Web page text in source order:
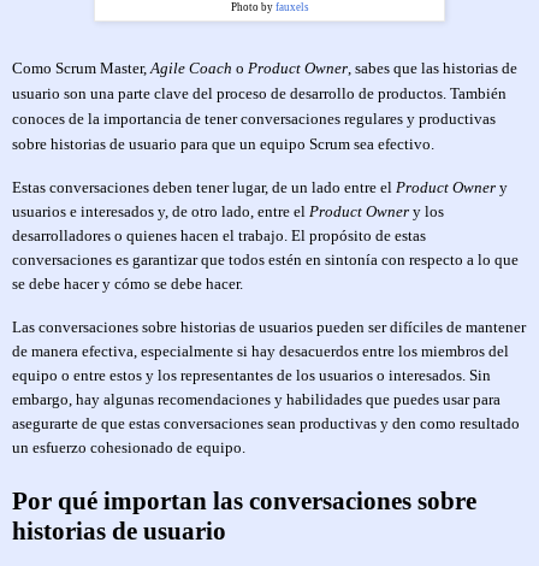
Photo by fauxels
Como Scrum Master, Agile Coach o Product Owner , sabes que las historias de
usuario son una parte clave del proceso de desarrollo de productos. También
conoces de la importancia de tener conversaciones regulares y productivas
sobre historias de usuario para que un equipo Scrum sea efectivo.
Estas conversaciones deben tener lugar, de un lado entre el Product Owner y
usuarios e interesados y, de otro lado, entre el Product Owner y los
desarrolladores o quienes hacen el trabajo. El propósito de estas
conversaciones es garantizar que todos estén en sintonía con respecto a lo que
se debe hacer y cómo se debe hacer.
Las conversaciones sobre historias de usuarios pueden ser difíciles de mantener
de manera efectiva, especialmente si hay desacuerdos entre los miembros del
equipo o entre estos y los representantes de los usuarios o interesados. Sin
embargo, hay algunas recomendaciones y habilidades que puedes usar para
asegurarte de que estas conversaciones sean productivas y den como resultado
un esfuerzo cohesionado de equipo.
Por qué importan las conversaciones sobre
historias de usuario